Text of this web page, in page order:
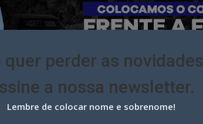
MVNO COM A SURF TELECOM
quer perder as
a nossa newsletter.
Lembre de colocar nome e sobrenome!